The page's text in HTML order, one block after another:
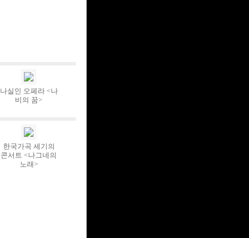
나실인 오페라 <나
비의 꿈>
한국가곡 세기의
콘서트 <나그네의
노래>